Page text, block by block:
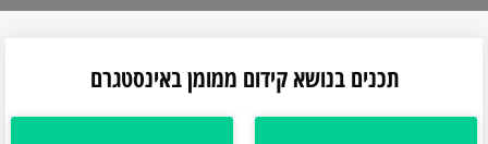
תכנים בנושא קידום ממומן באינסטגרם